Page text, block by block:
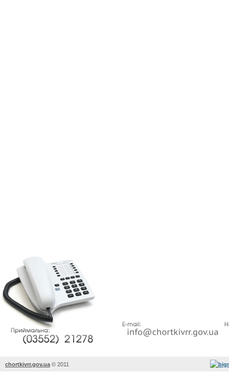
chortkivrr.gov.ua © 2011